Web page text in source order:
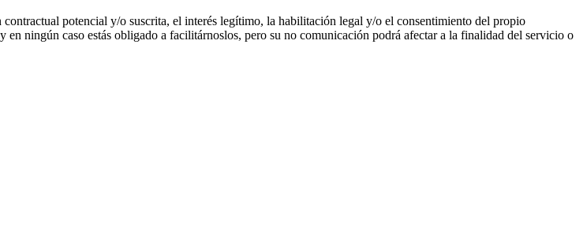
potencial y/o suscrita, el interés legítimo, la habilitación legal y/o el consentimiento del propio
en ningún caso estás obligado a facilitárnoslos, pero su no comunicación podrá afectar a la finalidad del servicio o